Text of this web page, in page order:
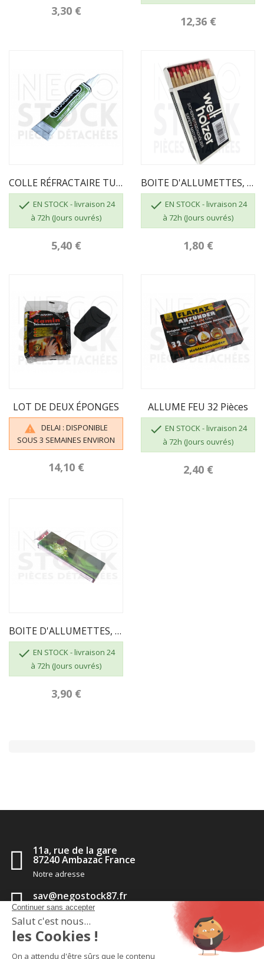
3,30 €
12,36 €
COLLE RÉFRACTAIRE TUBE DE 17 ML
 EN STOCK - livraison 24
à 72h (Jours ouvrés)
5,40 €
BOITE D'ALLUMETTES, 55 Pcs, Longueur 100 Mm
 EN STOCK - livraison 24
à 72h (Jours ouvrés)
1,80 €
LOT DE DEUX ÉPONGES

DELAI : DISPONIBLE
SOUS 3 SEMAINES ENVIRON
14,10 €
ALLUME FEU 32 Pièces
 EN STOCK - livraison 24
à 72h (Jours ouvrés)
2,40 €
BOITE D'ALLUMETTES, 55 Pcs, Longueur 195mm
 EN STOCK - livraison 24
à 72h (Jours ouvrés)
3,90 €
11a, rue de la gare
87240 Ambazac France
Notre adresse
sav@negostock87.fr
Contactez-nous
05 55 56 35 14